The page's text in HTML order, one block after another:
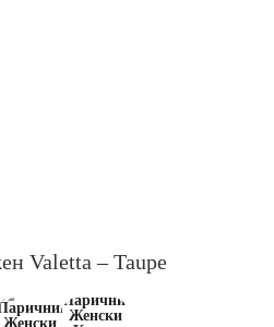
Valetta – Taupe